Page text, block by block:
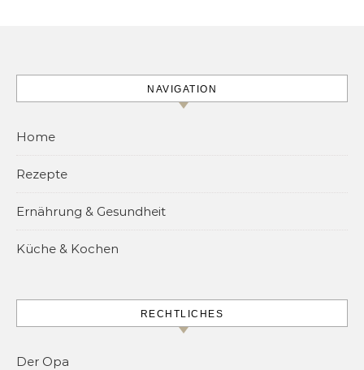
NAVIGATION
Home
Rezepte
Ernährung & Gesundheit
Küche & Kochen
RECHTLICHES
Der Opa